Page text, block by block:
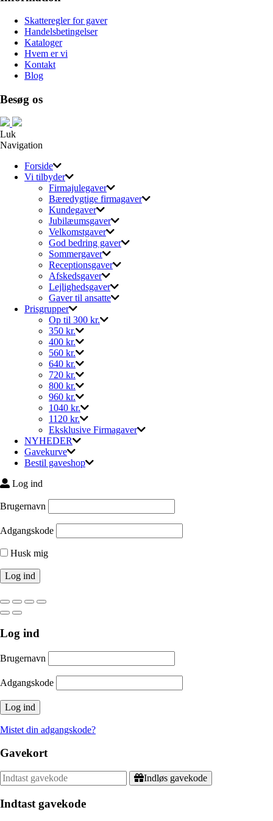
Skatteregler for gaver
Handelsbetingelser
Kataloger
Hvem er vi
Kontakt
Blog
Besøg os
Luk
Navigation
Forside
Vi tilbyder
Firmajulegaver
Bæredygtige firmagaver
Kundegaver
Jubilæumsgaver
Velkomstgaver
God bedring gaver
Sommergaver
Receptionsgaver
Afskedsgaver
Lejlighedsgaver
Gaver til ansatte
Prisgrupper
Op til 300 kr.
350 kr.
400 kr.
560 kr.
640 kr.
720 kr.
800 kr.
960 kr.
1040 kr.
1120 kr.
Eksklusive Firmagaver
NYHEDER
Gavekurve
Bestil gaveshop
Log ind
Brugernavn
Adgangskode
Husk mig
Log ind
Brugernavn
Adgangskode
Mistet din adgangskode?
Gavekort
Indløs gavekode
Indtast gavekode